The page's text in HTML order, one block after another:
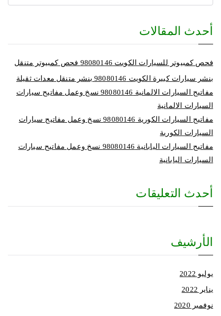
أحدث المقالات
فحص كمبيوتر للسيارات الكويت 98080146‬ فحص كمبيوتر متنقل
بنشر سيارات كبيرة الكويت 98080146‬ بنشر متنقل معدات ثقيلة
مفاتيح السيارات الالمانية 98080146‬ نسخ وعمل مفاتيح سيارات
السيارات الالمانية
مفاتيح السيارات الكورية 98080146‬ نسخ وعمل مفاتيح سيارات
السيارات الكورية
مفاتيح السيارات اليابانية 98080146‬ نسخ وعمل مفاتيح سيارات
السيارات اليابانية
أحدث التعليقات
الأرشيف
يوليو 2022
يناير 2022
نوفمبر 2020